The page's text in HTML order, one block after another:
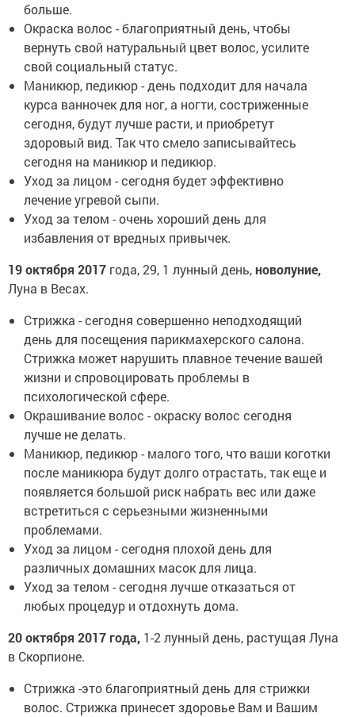
больше.
Окраска волос - благоприятный день, чтобы
вернуть свой натуральный цвет волос, усилите
свой социальный статус.
Маникюр, педикюр - день подходит для начала
курса ванночек для ног, а ногти, состриженные
сегодня, будут лучше расти, и приобретут
здоровый вид. Так что смело записывайтесь
сегодня на маникюр и педикюр.
Уход за лицом - сегодня будет эффективно
лечение угревой сыпи.
Уход за телом - очень хороший день для
избавления от вредных привычек.
19 октября 2017 года, 29, 1 лунный день,новолуние,
Луна в Весах.
Стрижка - сегодня совершенно неподходящий
день для посещения парикмахерского салона.
Стрижка может нарушить плавное течение вашей
жизни и спровоцировать проблемы в
психологической сфере.
Окрашивание волос - окраску волос сегодня
лучше не делать.
Маникюр, педикюр - малого того, что ваши коготки
после маникюра будут долго отрастать, так еще и
появляется большой риск набрать вес или даже
встретиться с серьезными жизненными
проблемами.
Уход за лицом - сегодня плохой день для
различных домашних масок для лица.
Уход за телом - сегодня лучше отказаться от
любых процедур и отдохнуть дома.
20 октября 2017 года, 1-2 лунный день, растущая Луна
в Скорпионе.
Стрижка -это благоприятный день для стрижки
волос. Стрижка принесет здоровье Вам и Вашим